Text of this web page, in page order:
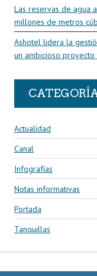
Las reservas de agua
millones de metros
Ashotel lidera la
un ambicioso
Actualidad
Canal
Infografías
Notas informativas
Portada
Tanquillas